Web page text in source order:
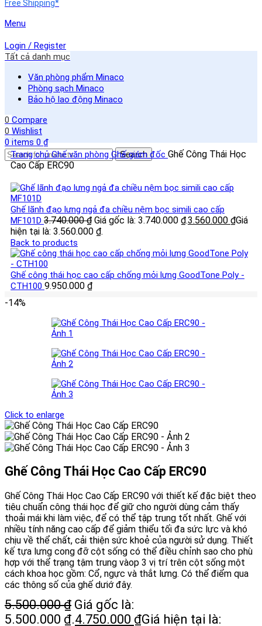
Free Shipping*
Menu
Login / Register
Tất cả danh mục
Văn phòng phẩm Minaco
Phòng sạch Minaco
Bảo hộ lao động Minaco
0 Compare
0 Wishlist
0items 0₫
Search
Trang chủGhế văn phòng Ghế giám đốc Ghế Công Thái Học
Cao Cấp ERC90
Ghế lãnh đạo lưng ngả đa chiều nệm bọc simili cao cấp
MF101D 3.740.000₫ Giá gốc là: 3.740.000 ₫.3.560.000 ₫Giá
hiện tại là: 3.560.000 ₫.
Back to products
Ghế công thái học cao cấp chống mỏi lưng GoodTone Poly -
CTH100 9.950.000 ₫
-14%
Click to enlarge
Ghế Công Thái Học Cao Cấp ERC90
Ghế Công Thái Học Cao Cấp ERC90 với thiết kế đặc biệt theo
tiêu chuẩn công thái học để giữ cho người dùng cảm thấy
thoải mái khi làm việc, để có thể tập trung tốt nhất. Ghế với
nhiều tính năng cao cấp để giảm thiểu tối đa sức lực và khó
chịu về thể chất, cải thiện sức khoẻ của người sử dụng. Thiết
kế tựa lưng cong đỡ cột sống có thể điều chỉnh sao cho phù
hợp với thể trạng tậm trung vàop 3 vị trí trên cột sống một
cách khoa học gồm: Cổ, ngực và thắt lưng. Có thể điểm qua
các thông số của ghế dưiớ đây.
5.500.000₫ Giá gốc là:
5.500.000 ₫.4.750.000 ₫Giá hiện tại là: